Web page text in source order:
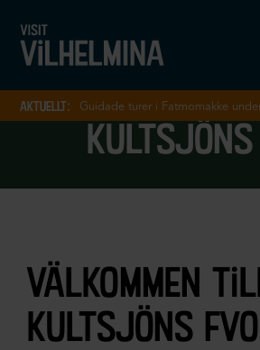
aktuellt: Guidade turer i Fatmomakke
kultsjöns
välkommen
kultsjöns fvo